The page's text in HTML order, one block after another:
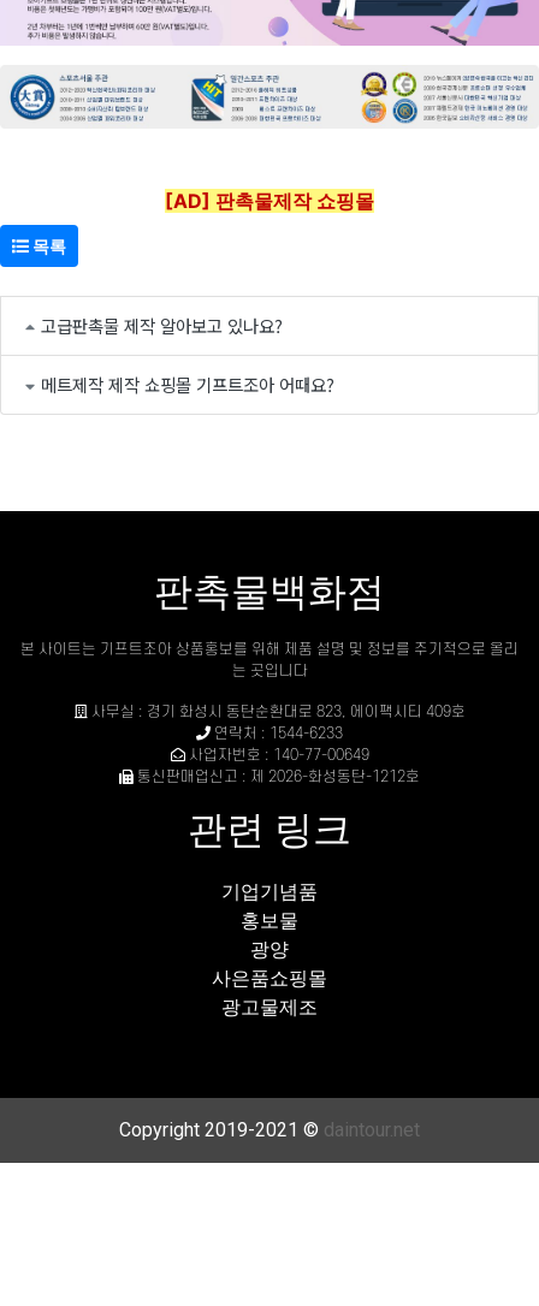
[AD] 판촉물제작 쇼핑몰
목록
고급판촉물 제작 알아보고 있나요?
메트제작 제작 쇼핑몰 기프트조아 어때요?
판촉물백화점
본 사이트는 기프트조아 상품홍보를 위해 제품 설명 및 정보를 주기적으로 올리
는 곳입니다
사무실 : 경기 화성시 동탄순환대로 823, 에이팩시티 409호
연락처 : 1544-6233
사업자번호 : 140-77-00649
통신판매업신고 : 제 2026-화성동탄-1212호
관련 링크
기업기념품
홍보물
광양
사은품쇼핑몰
광고물제조
Copyright 2019-2021 © daintour.net